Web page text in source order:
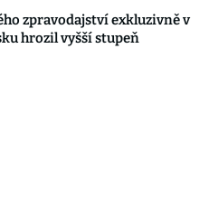
zpravodajství exkluzivně v
hrozil vyšší stupeň